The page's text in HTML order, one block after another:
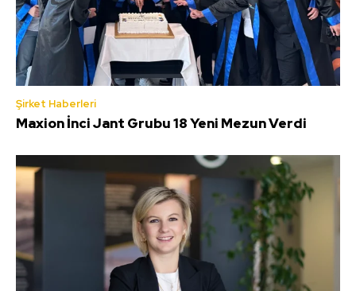
Şirket Haberleri
Maxion İnci Jant Grubu 18 Yeni Mezun Verdi